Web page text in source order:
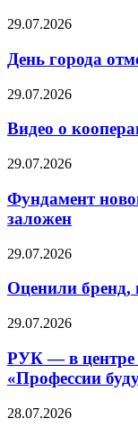
29.07.2026
День города
29.07.2026
Видео о
29.07.2026
Фундамент
заложен
29.07.2026
Оценили бренд,
29.07.2026
РУК — в центре
«Профессии
28.07.2026